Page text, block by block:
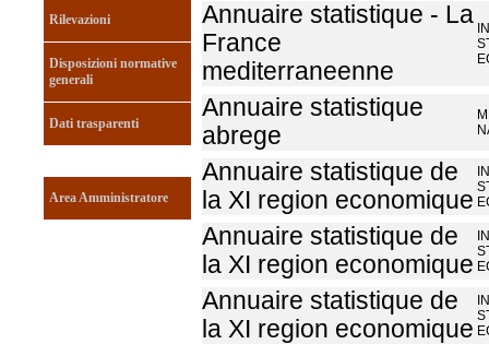
Rilevazioni
Disposizioni normative
generali
Dati trasparenti
Area Amministratore
Annuaire statistique - La
France
mediterraneenne
Annuaire statistique
abrege
Annuaire statistique de
la XI region economique
Annuaire statistique de
la XI region economique
Annuaire statistique de
la XI region economique